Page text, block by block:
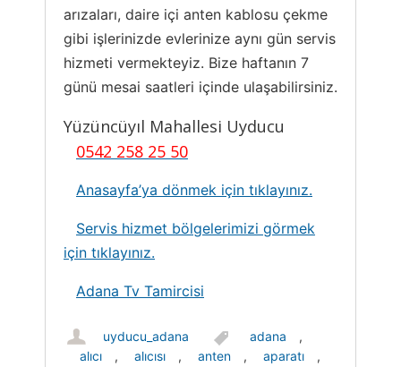
arızaları, daire içi anten kablosu çekme
gibi işlerinizde evlerinize aynı gün servis
hizmeti vermekteyiz. Bize haftanın 7
günü mesai saatleri içinde ulaşabilirsiniz.
Yüzüncüyıl Mahallesi Uyducu
0542 258 25 50
Anasayfa’ya dönmek için tıklayınız.
Servis hizmet bölgelerimizi görmek
için tıklayınız.
Adana Tv Tamircisi
uyducu_adana adana
,
alıcı
, alıcısı , anten , aparatı
,